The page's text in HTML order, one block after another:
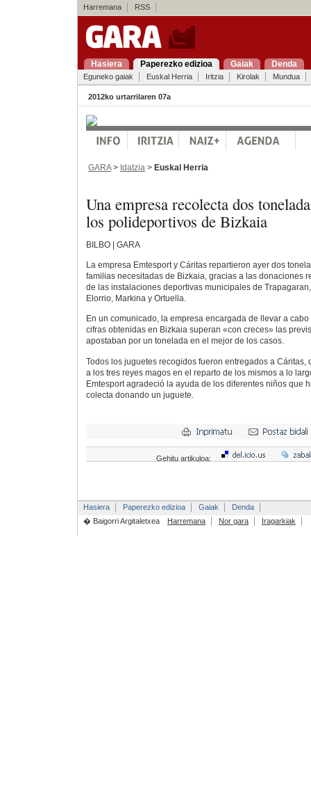
Harremana RSS
Hasiera Paperezko edizioa Gaiak Denda
Eguneko gaiak Euskal Herria Iritzia Kirolak Mundua
2012ko urtarrilaren 07a
GARA> Idatzia > Euskal Herria
Una empresa recolecta dos
los polideportivos de Bizkaia
BILBO | GARA
La empresa Emtesport y Cáritas repartieron ayer dos
familias necesitadas de Bizkaia, gracias a las donaciones
de las instalaciones deportivas municipales de
Elorrio, Markina y Ortuella.
En un comunicado, la empresa encargada de llevar a
cifras obtenidas en Bizkaia superan «con creces» las
apostaban por un tonelada en el mejor de los casos.
Todos los juguetes recogidos fueron entregados a Cáritas,
a los tres reyes magos en el reparto de los mismos a lo
Emtesport agradeció la ayuda de los diferentes niños que
colecta donando un juguete.
Gehitu artikuloa:
Hasiera Paperezko edizioa Gaiak
Denda
� Baigorri Argitaletxea
Harremana Nor gara Iragarkiak